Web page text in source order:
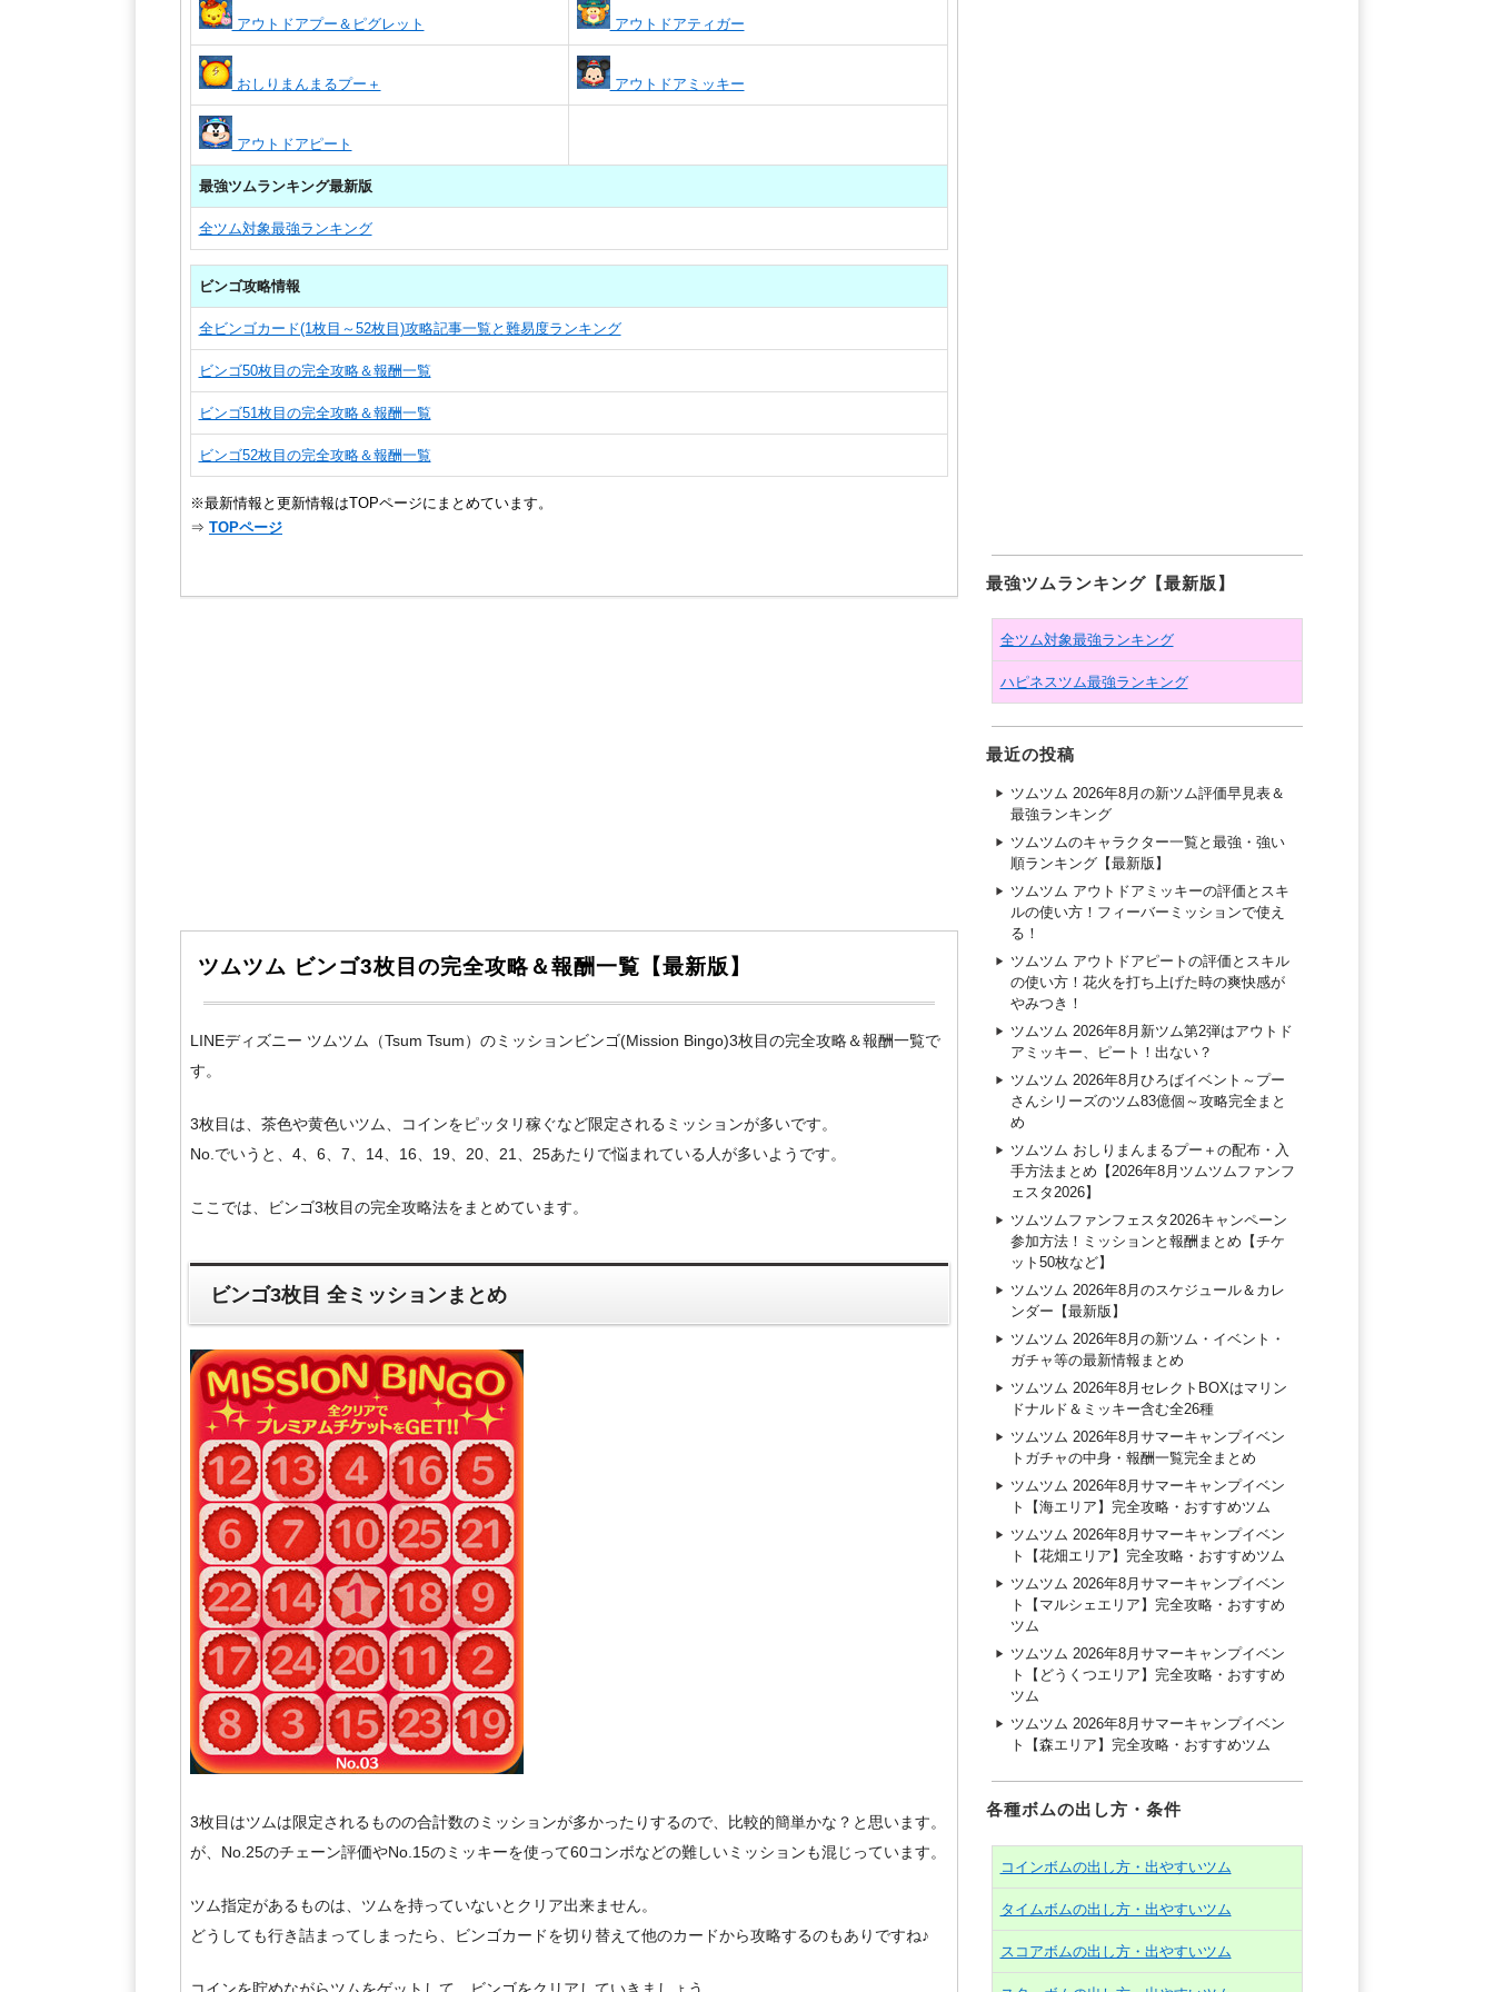
アウトドアプー＆ピグレット アウトドアティガー
おしりまんまるプー＋ アウトドアミッキー
アウトドアピート
最強ツムランキング最新版
全ツム対象最強ランキング
ビンゴ攻略情報
全ビンゴカード(1枚目～52枚目)攻略記事一覧と難易度ランキング
ビンゴ50枚目の完全攻略＆報酬一覧
ビンゴ51枚目の完全攻略＆報酬一覧
ビンゴ52枚目の完全攻略＆報酬一覧
※最新情報と更新情報はTOPページにまとめています。
⇒ TOPページ
ツムツム ビンゴ3枚目の完全攻略＆報酬一覧【最新版】
LINEディズニー ツムツム（Tsum Tsum）のミッションビンゴ(Mission Bingo)3枚目の完全攻略＆報酬一覧で
す。
3枚目は、茶色や黄色いツム、コインをピッタリ稼ぐなど限定されるミッションが多いです。
No.でいうと、4、6、7、14、16、19、20、21、25あたりで悩まれている人が多いようです。
ここでは、ビンゴ3枚目の完全攻略法をまとめています。
ビンゴ3枚目 全ミッションまとめ
3枚目はツムは限定されるものの合計数のミッションが多かったりするので、比較的簡単かな？と思います。
が、No.25のチェーン評価やNo.15のミッキーを使って60コンボなどの難しいミッションも混じっています。
ツム指定があるものは、ツムを持っていないとクリア出来ません。
どうしても行き詰まってしまったら、ビンゴカードを切り替えて他のカードから攻略するのもありですね♪
最強ツムランキング【最新版】
全ツム対象最強ランキング
ハピネスツム最強ランキング
最近の投稿
ツムツム 2026年8月の新ツム評価早見表＆
最強ランキング
ツムツムのキャラクター一覧と最強・強い
順ランキング【最新版】
ツムツム アウトドアミッキーの評価とスキ
ルの使い方！フィーバーミッションで使え
る！
ツムツム アウトドアピートの評価とスキル
の使い方！花火を打ち上げた時の爽快感が
やみつき！
ツムツム 2026年8月新ツム第2弾はアウトド
アミッキー、ピート！出ない？
ツムツム 2026年8月ひろばイベント～プー
さんシリーズのツム83億個～攻略完全まと
め
ツムツム おしりまんまるプー＋の配布・入
手方法まとめ【2026年8月ツムツムファンフ
ェスタ2026】
ツムツムファンフェスタ2026キャンペーン
参加方法！ミッションと報酬まとめ【チケ
ット50枚など】
ツムツム 2026年8月のスケジュール＆カレ
ンダー【最新版】
ツムツム 2026年8月の新ツム・イベント・
ガチャ等の最新情報まとめ
ツムツム 2026年8月セレクトBOXはマリン
ドナルド＆ミッキー含む全26種
ツムツム 2026年8月サマーキャンプイベン
トガチャの中身・報酬一覧完全まとめ
ツムツム 2026年8月サマーキャンプイベン
ト【海エリア】完全攻略・おすすめツム
ツムツム 2026年8月サマーキャンプイベン
ト【花畑エリア】完全攻略・おすすめツム
ツムツム 2026年8月サマーキャンプイベン
ト【マルシェエリア】完全攻略・おすすめ
ツム
ツムツム 2026年8月サマーキャンプイベン
ト【どうくつエリア】完全攻略・おすすめ
ツム
ツムツム 2026年8月サマーキャンプイベン
ト【森エリア】完全攻略・おすすめツム
各種ボムの出し方・条件
コインボムの出し方・出やすいツム
タイムボムの出し方・出やすいツム
スコアボムの出し方・出やすいツム